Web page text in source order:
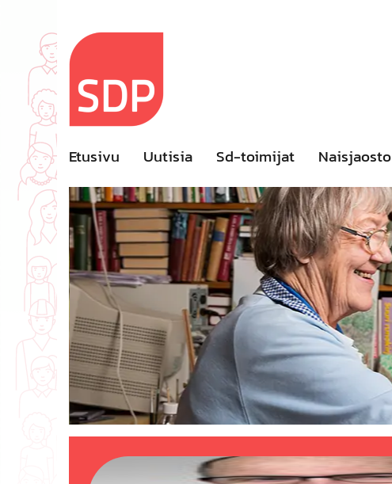
content
Etusivu Uutisia Sd-toimijat Naisjaosto